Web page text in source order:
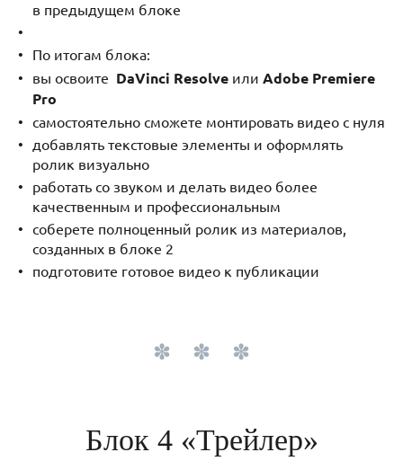
в предыдущем блоке
По итогам блока:
вы освоите DaVinci Resolve или Adobe Premiere
Pro
самостоятельно сможете монтировать видео с нуля
добавлять текстовые элементы и оформлять
ролик визуально
работать со звуком и делать видео более
качественным и профессиональным
соберете полноценный ролик из материалов,
созданных в блоке 2
подготовите готовое видео к публикации
Блок 4 «Трейлер»